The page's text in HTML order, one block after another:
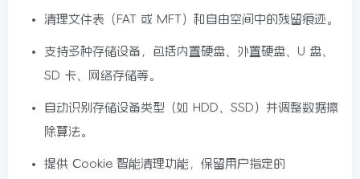
清理文件表（FAT 或 MFT）和自由空间中的残留痕迹。
支持多种存储设备，包括内置硬盘、外置硬盘、U 盘、
SD 卡、网络存储等。
自动识别存储设备类型（如 HDD、SSD）并调整数据擦
除算法。
提供 Cookie 智能清理功能，保留用户指定的